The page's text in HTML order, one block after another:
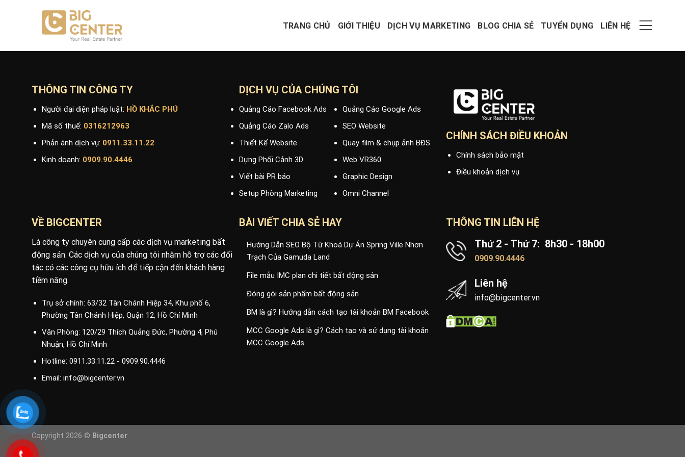
TRANG CHỦ GIỚI THIỆU DỊCH VỤ MARKETING BLOG CHIA SẺ TUYỂN DỤNG LIÊN HỆ
THÔNG TIN CÔNG TY
Người đại diện pháp luật: HỒ KHẮC PHÚ
Mã số thuế: 0316212963
Phản ánh dịch vụ: 0911.33.11.22
Kinh doanh: 0909.90.4446
DỊCH VỤ CỦA CHÚNG TÔI
Quảng Cáo Facebook Ads
Quảng Cáo Google Ads
Quảng Cáo Zalo Ads
SEO Website
Thiết Kế Website
Quay film & chụp ảnh BĐS
Dựng Phối Cảnh 3D
Web VR360
Viết bài PR báo
Graphic Design
Setup Phòng Marketing
Omni Channel
CHÍNH SÁCH ĐIỀU KHOẢN
Chính sách bảo mật
Điều khoản dịch vụ
VỀ BIGCENTER
Là công ty chuyên cung cấp các dịch vụ marketing bất
động sản. Các dịch vụ của chúng tôi nhằm hỗ trợ các đối
tác có các công cụ hữu ích để tiếp cận đến khách hàng
tiềm năng.
Trụ sở chính: 63/32 Tân Chánh Hiệp 34, Khu phố 6,
Phường Tân Chánh Hiệp, Quận 12, Hồ Chí Minh
Văn Phòng: 120/29 Thích Quảng Đức, Phường 4, Phú
Nhuận, Hồ Chí Minh
Hotline: 0911.33.11.22 - 0909.90.4446
Email: info@bigcenter.vn
BÀI VIẾT CHIA SẺ HAY
Hướng Dẫn SEO Bộ Từ Khoá Dự Án Spring Ville Nhơn
Trạch Của Gamuda Land
File mẫu IMC plan chi tiết bất động sản
Đóng gói sản phẩm bất động sản
BM là gì? Hướng dẫn cách tạo tài khoản BM Facebook
MCC Google Ads là gì? Cách tạo và sử dụng tài khoản
MCC Google Ads
THÔNG TIN LIÊN HỆ
Thứ 2 - Thứ 7: 8h30 - 18h00
0909.90.4446
Liên hệ
info@bigcenter.vn
Copyright 2026 © Bigcenter